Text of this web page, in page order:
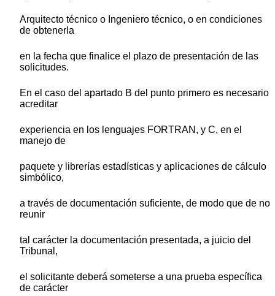
Arquitecto técnico o Ingeniero técnico, o en condiciones
de obtenerla
en la fecha que finalice el plazo de presentación de las
solicitudes.
En el caso del apartado B del punto primero es necesario
acreditar
experiencia en los lenguajes FORTRAN, y C, en el
manejo de
paquete y librerías estadísticas y aplicaciones de cálculo
simbólico,
a través de documentación suficiente, de modo que de no
reunir
tal carácter la documentación presentada, a juicio del
Tribunal,
el solicitante deberá someterse a una prueba específica
de carácter